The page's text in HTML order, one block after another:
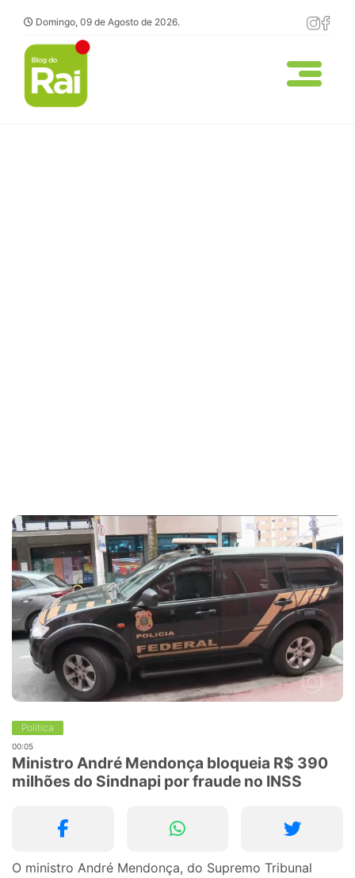
Domingo, 09 de Agosto de 2026.
Política
00:05
Ministro André Mendonça bloqueia R$ 390
milhões do Sindnapi por fraude no INSS
O ministro André Mendonça, do Supremo Tribunal